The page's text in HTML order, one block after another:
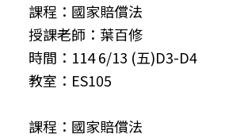
課程：國家賠償法
授課老師：葉百修
時間：114 6/13 (五)D3-D4
教室：ES105
課程：國家賠償法